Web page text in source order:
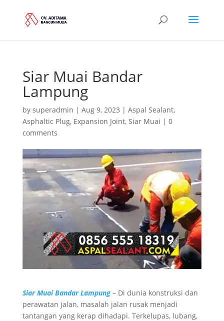
Siar Muai Bandar
Lampung
by superadmin | Aug 9, 2023 | Aspal Sealant,
Asphaltic Plug, Expansion Joint, Siar Muai | 0
comments
Siar Muai Bandar Lampung– Di dunia konstruksi dan
perawatan jalan, masalah jalan rusak menjadi
tantangan yang kerap dihadapi. Terkelupas, lubang,